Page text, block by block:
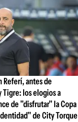
Referí, antes de
Tigre: los elogios a
de "disfrutar" la Copa
de City Torque